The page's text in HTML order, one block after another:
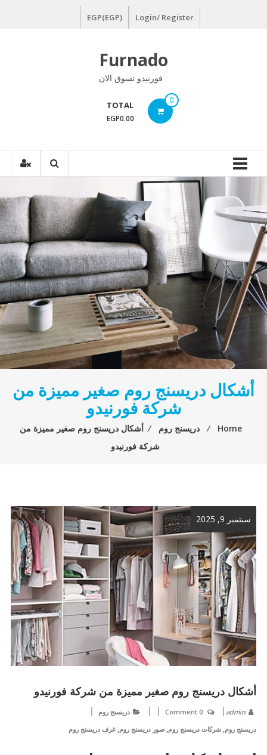
Login/ Register
EGP(EGP)
Furnado
فورنيدو تسوق الان
0
TOTAL
EGP0.00
أشكال دريسنج روم صغير مميزة من
شركة فورنيدو
Home
⁄ دريسنج روم ⁄ أشكال دريسنج روم صغير مميزة من
شركة فورنيدو
سبتمبر 9, 2025
أشكال دريسنج روم صغير مميزة من شركة فورنيدو
admin
0 Comment
دريسنج روم
دريسنج روم, شركات دريسنج روم, صور دريسنج روم, غرف دريسنج روم